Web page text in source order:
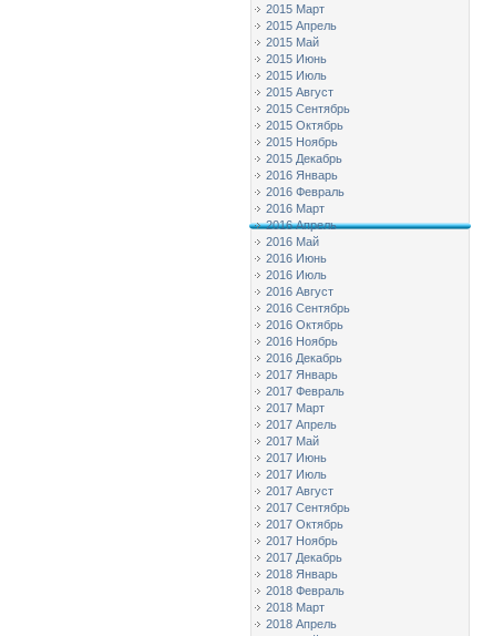
2015 Март
2015 Апрель
2015 Май
2015 Июнь
2015 Июль
2015 Август
2015 Сентябрь
2015 Октябрь
2015 Ноябрь
2015 Декабрь
2016 Январь
2016 Февраль
2016 Март
2016 Апрель
2016 Май
2016 Июнь
2016 Июль
2016 Август
2016 Сентябрь
2016 Октябрь
2016 Ноябрь
2016 Декабрь
2017 Январь
2017 Февраль
2017 Март
2017 Апрель
2017 Май
2017 Июнь
2017 Июль
2017 Август
2017 Сентябрь
2017 Октябрь
2017 Ноябрь
2017 Декабрь
2018 Январь
2018 Февраль
2018 Март
2018 Апрель